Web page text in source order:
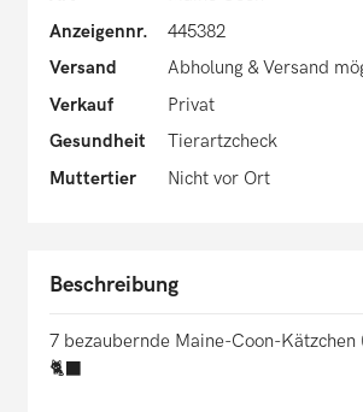
Anzeigennr.
445382
Versand
Abholung & Versand
Verkauf
Privat
Gesundheit
Tierartzcheck
Muttertier
Nicht vor Ort
Beschreibung
7 bezaubernde Maine-Coon-Kätzchen
🐈‍⬛